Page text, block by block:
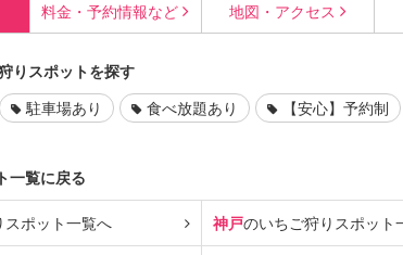
料金・予約情報など 地図・ アクセス
りスポットを探す
駐車場あり 食べ放題あり 【安心】予約制
一覧に戻る
スポット一覧へ 神戸のいちご狩り スポット